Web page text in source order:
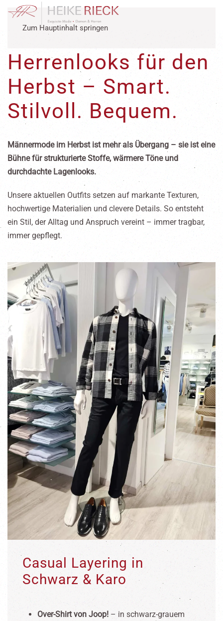
Zum Hauptinhalt springen
Herrenlooks für den
Herbst – Smart.
Stilvoll. Bequem.
Männermode im Herbst ist mehr als Übergang – sie ist eine
Bühne für strukturierte Stoffe, wärmere Töne und
durchdachte Lagenlooks.
Unsere aktuellen Outfits setzen auf markante Texturen,
hochwertige Materialien und clevere Details. So entsteht
ein Stil, der Alltag und Anspruch vereint – immer tragbar,
immer gepflegt.
Casual Layering in
Schwarz & Karo
Over-Shirt von Joop! – in schwarz-grauem